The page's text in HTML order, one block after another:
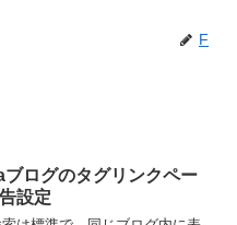
F
ログのタグリンクペー
設定